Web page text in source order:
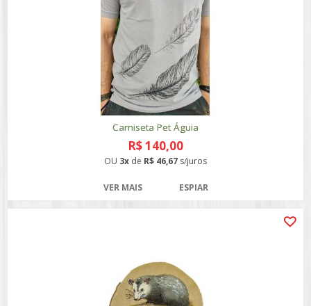
Camiseta Pet Águia
R$ 140,00
OU 3x de R$ 46,67 s/juros
VER MAIS ESPIAR